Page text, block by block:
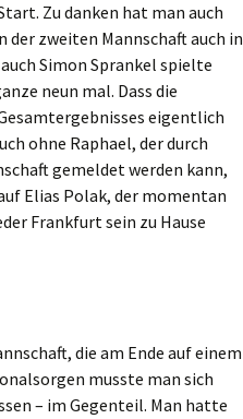
Zu danken hat man auch
zweiten Mannschaft auch in
Simon Sprankel spielte
neun mal. Dass die
eigentlich
ohne Raphael, der durch
gemeldet werden kann,
Elias Polak, der momentan
Frankfurt sein zu Hause
die am Ende auf einem
musste man sich
– im Gegenteil. Man hatte